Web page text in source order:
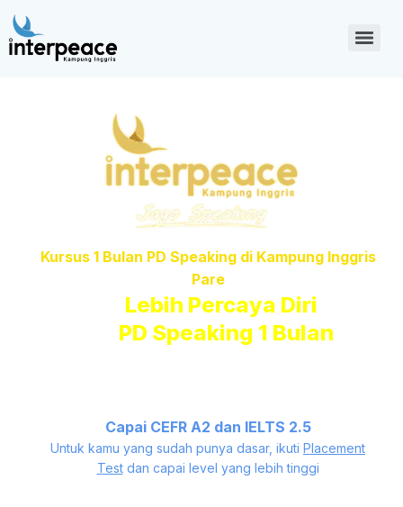
Interpeace
Kursus 1 Bulan PD Speaking di Kampung Inggris
Pare
Lebih Percaya Diri
PD Speaking 1 Bulan​
Capai CEFR A2 dan IELTS 2.5
Untuk kamu yang sudah punya dasar, ikuti Placement
Testdan capai level yang lebih tinggi